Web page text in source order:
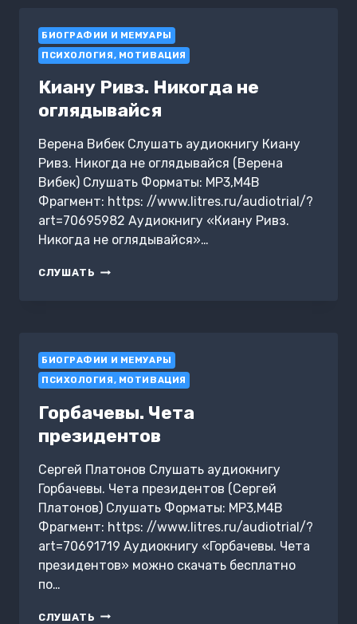
БИОГРАФИИ И МЕМУАРЫ
ПСИХОЛОГИЯ, МОТИВАЦИЯ
Киану Ривз. Никогда не
оглядывайся
Верена Вибек Слушать аудиокнигу Киану
Ривз. Никогда не оглядывайся (Верена
Вибек) Слушать Форматы: MP3,M4B
Фрагмент: https: //www.litres.ru/audiotrial/?
art=70695982 Аудиокнигу «Киану Ривз.
Никогда не оглядывайся»…
СЛУШАТЬ КИАНУ
БИОГРАФИИ И МЕМУАРЫ
ПСИХОЛОГИЯ, МОТИВАЦИЯ
Горбачевы. Чета
президентов
Сергей Платонов Слушать аудиокнигу
Горбачевы. Чета президентов (Сергей
Платонов) Слушать Форматы: MP3,M4B
Фрагмент: https: //www.litres.ru/audiotrial/?
art=70691719 Аудиокнигу «Горбачевы. Чета
президентов» можно скачать бесплатно
по…
СЛУШАТЬ ГОРБАЧЕВЫ.